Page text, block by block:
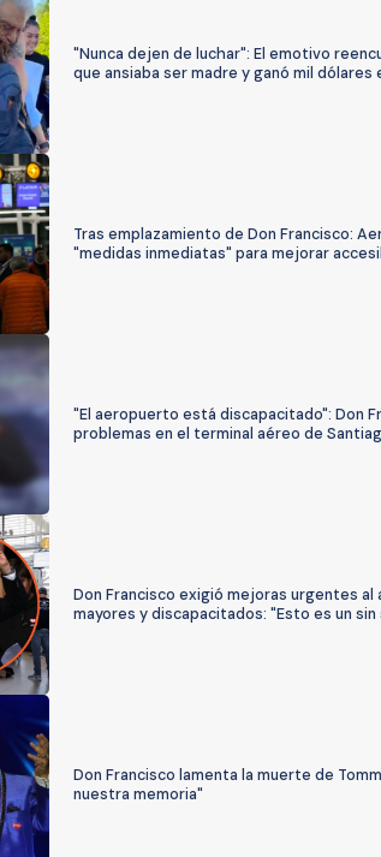
"Nunca dejen de luchar": El emotivo
que ansiaba ser madre y ganó mil dólares
Tras emplazamiento de Don Francisco:
"medidas inmediatas" para mejorar
"El aeropuerto está discapacitado": Don
problemas en el terminal aéreo de
Don Francisco exigió mejoras urgentes
mayores y discapacitados: "Esto es un
Don Francisco lamenta la muerte de
nuestra memoria"